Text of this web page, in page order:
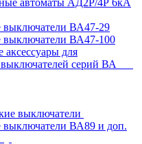
автоматы АД2Р/4Р 6кА
выключатели ВА47-29
выключатели ВА47-100
для
серий ВА
выключатели
выключатели ВА89 и доп.